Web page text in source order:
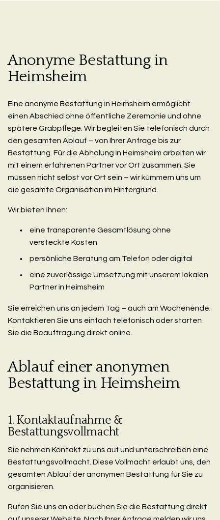
Anonyme Bestattung in
Heimsheim
Eine anonyme Bestattung in Heimsheim ermöglicht
einen Abschied ohne öffentliche Zeremonie und ohne
spätere Grabpflege. Wir begleiten Sie telefonisch durch
den gesamten Ablauf – von Ihrer Anfrage bis zur
Bestattung. Für die Abholung in Heimsheim arbeiten wir
mit einem erfahrenen Partner vor Ort zusammen. Sie
müssen nicht selbst vor Ort sein – wir kümmern uns um
die gesamte Organisation im Hintergrund.
Wir bieten Ihnen:
eine transparente Gesamtlösung ohne
versteckte Kosten
persönliche Beratung am Telefon oder digital
eine zuverlässige Umsetzung mit unserem lokalen
Partner in Heimsheim
Sie erreichen uns an jedem Tag – auch am Wochenende.
Kontaktieren Sie uns einfach telefonisch oder starten
Sie die Beauftragung direkt online.
Ablauf einer anonymen
Bestattung in Heimsheim
1. Kontaktaufnahme &
Bestattungsvollmacht
Sie nehmen Kontakt zu uns auf und unterschreiben eine
Bestattungsvollmacht. Diese Vollmacht erlaubt uns, den
gesamten Ablauf der anonymen Bestattung für Sie zu
organisieren.
Rufen Sie uns an oder buchen Sie die Bestattung direkt